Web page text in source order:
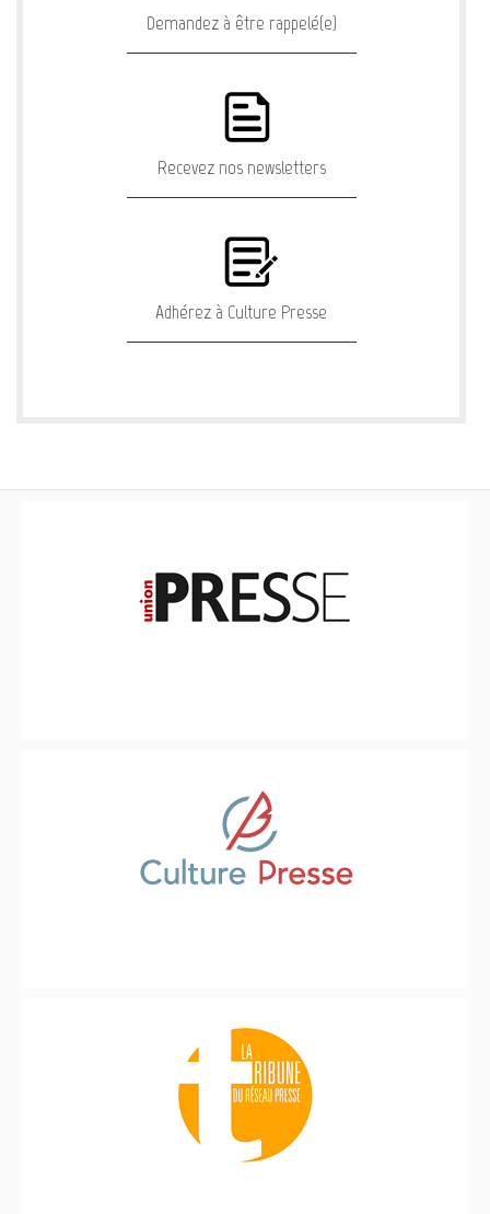
Demandez à être rappelé(e)
Recevez nos newsletters
Adhérez à Culture Presse